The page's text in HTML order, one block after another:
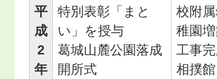
平
成
2
年
特別表彰「まと
い」を授与
葛城山麓公園落成
開所式
校附
稚園
工事
相撲館